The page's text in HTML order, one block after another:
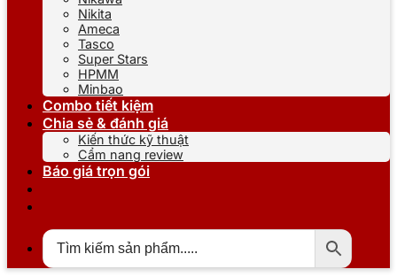
Nikita
Ameca
Tasco
Super Stars
HPMM
Minbao
Combo tiết kiệm
Chia sẻ & đánh giá
Kiến thức kỹ thuật
Cẩm nang review
Báo giá trọn gói